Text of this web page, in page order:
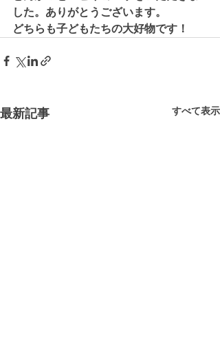
した。ありがとうございます。
どちらも子どもたちの大好物です！
最新記事 すべて表示